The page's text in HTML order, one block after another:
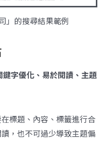
」的搜尋結果範例
鍵字優化、易於閱讀、主題
在標題、內容、標籤進行合
，也不可過少導致主題偏